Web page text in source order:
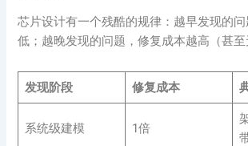
芯片设计有一个残酷的规律：越早发现的
低；越晚发现的问题，修复成本越高（甚至
发现阶段 修复成本
系统级建模 1倍